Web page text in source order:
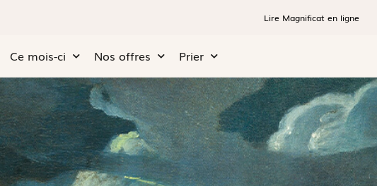
Lire Magnificat en ligne
Ce mois-ci Nos offres Prier